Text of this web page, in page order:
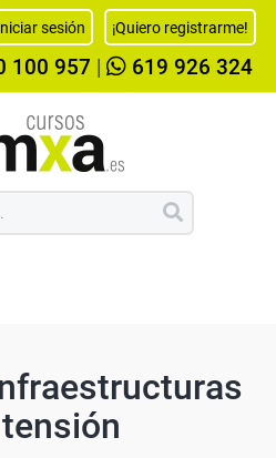
sesión ¡Quiero registrarme!
100 957 619 926 324